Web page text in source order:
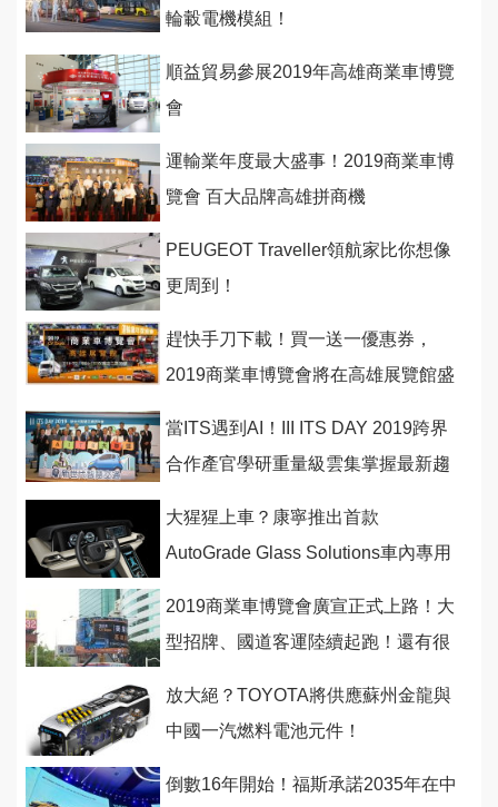
輪轂電機模組！
順益貿易參展2019年高雄商業車博覽
會
運輸業年度最大盛事！2019商業車博
覽會 百大品牌高雄拼商機
PEUGEOT Traveller領航家比你想像
更周到！
趕快手刀下載！買一送一優惠券，
2019商業車博覽會將在高雄展覽館盛
當ITS遇到AI！III ITS DAY 2019跨界
合作產官學研重量級雲集掌握最新趨
大猩猩上車？康寧推出首款
AutoGrade Glass Solutions車內專用
2019商業車博覽會廣宣正式上路！大
型招牌、國道客運陸續起跑！還有很
放大絕？TOYOTA將供應蘇州金龍與
中國一汽燃料電池元件！
倒數16年開始！福斯承諾2035年在中